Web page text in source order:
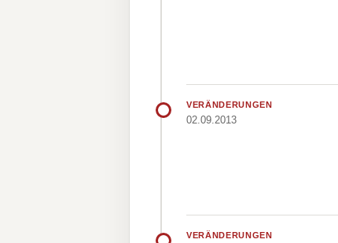
VERÄNDERUNGEN
02.09.2013
VERÄNDERUNGEN